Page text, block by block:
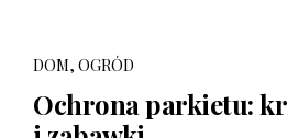
DOM, OGRÓD
Ochrona parkietu: